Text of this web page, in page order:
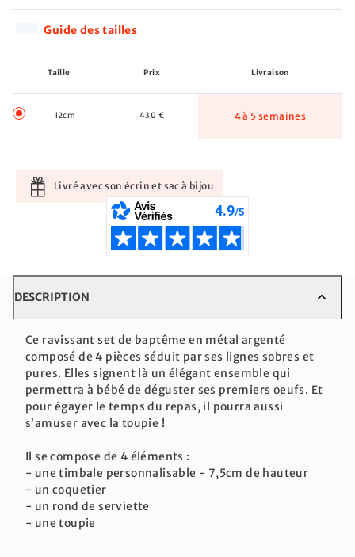
Guide des tailles
Taille Prix Livraison
12cm 430 € 4 à 5 semaines
Livré avec son écrin et sac à bijou
DESCRIPTION
Ce ravissant set de baptême en métal argenté
composé de 4 pièces séduit par ses lignes sobres et
pures. Elles signent là un élégant ensemble qui
permettra à bébé de déguster ses premiers oeufs. Et
pour égayer le temps du repas, il pourra aussi
s’amuser avec la toupie !
Il se compose de 4 éléments :
- une timbale personnalisable - 7,5cm de hauteur
- un coquetier
- un rond de serviette
- une toupie